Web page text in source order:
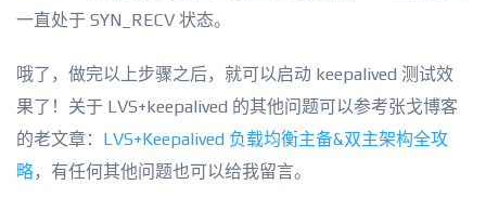
一直处于 SYN_RECV 状态。
哦了，做完以上步骤之后，就可以启动 keepalived 测试效
果了！关于 LVS+keepalived 的其他问题可以参考张戈博客
的老文章： LVS+Keepalived 负载均衡主备&双主架构全攻
略，有任何其他问题也可以给我留言。